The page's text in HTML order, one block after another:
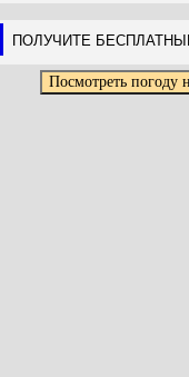
ПОЛУЧИТЕ